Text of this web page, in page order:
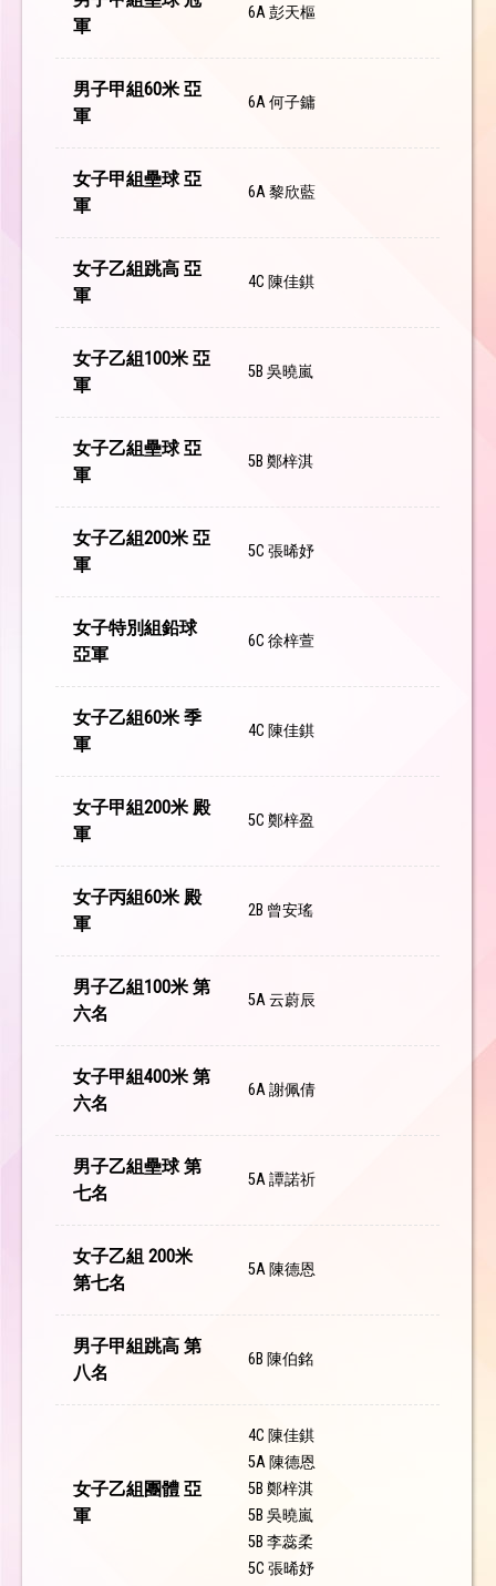
軍
6A 彭天樞
男子甲組60米 亞
軍
6A 何子鏞
女子甲組壘球 亞
軍
6A 黎欣藍
女子乙組跳高 亞
軍
4C 陳佳錤
女子乙組100米 亞
軍
5B 吳曉嵐
女子乙組壘球 亞
軍
5B 鄭梓淇
女子乙組200米 亞
軍
5C 張晞妤⁠
女子特別組鉛球
亞軍
6C 徐梓萱
女子乙組60米 季
軍
4C 陳佳錤
女子甲組200米 殿
軍
5C 鄭梓盈
女子丙組60米 殿
軍
2B 曾安瑤
男子乙組100米 第
六名
5A 云蔚辰
女子甲組400米 第
六名
6A 謝佩倩
男子乙組壘球 第
七名
5A 譚諾祈
女子乙組 200米
第七名
5A 陳德恩
男子甲組跳高 第
八名
6B 陳伯銘
女子乙組團體 亞
軍
4C 陳佳錤
5A 陳德恩
5B 鄭梓淇
5B 吳曉嵐
5B 李蕊柔
5C 張晞妤